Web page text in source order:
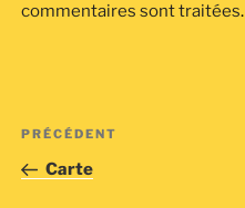
commentaires sont traitées.
Navigation
l’article
Article
précédent
PRÉCÉDENT
Carte